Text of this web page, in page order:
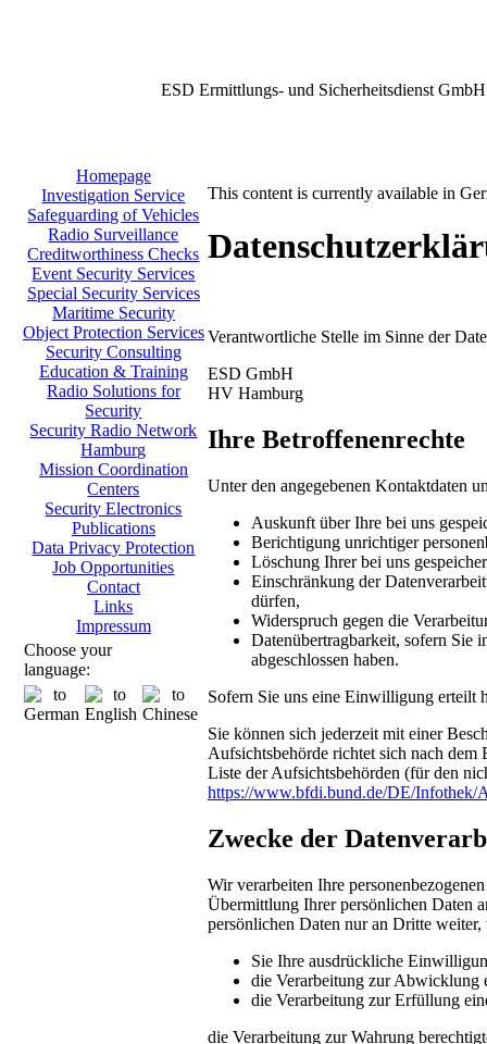
ESD Ermittlungs- und Sicherheitsdienst GmbH
Homepage
Investigation Service
Safeguarding of Vehicles
Radio Surveillance
Creditworthiness Checks
Event Security Services
Special Security Services
Maritime Security
Object Protection Services
Security Consulting
Education & Training
Radio Solutions for
Security
Security Radio Network
Hamburg
Mission Coordination
Centers
Security Electronics
Publications
Data Privacy Protection
Job Opportunities
Contact
Links
Impressum
Choose your
language:
This content is currently available in
Verantwortliche Stelle im Sinne der
ESD GmbH
HV Hamburg
Ihre Betroffenenrechte
Unter den angegebenen Kontaktdaten
Auskunft über Ihre bei uns
Berichtigung unrichtiger
Löschung Ihrer bei uns
Einschränkung der
dürfen,
Widerspruch gegen die
Datenübertragbarkeit, sofern Sie
abgeschlossen haben.
Sofern Sie uns eine Einwilligung erteilt
Sie können sich jederzeit mit einer
Aufsichtsbehörde richtet sich nach
Liste der Aufsichtsbehörden (für den
https://www.bfdi.bund.de/DE/Infothek/
Zwecke der
Wir verarbeiten Ihre
Übermittlung Ihrer persönlichen Daten
persönlichen Daten nur an Dritte weiter,
Sie Ihre ausdrückliche
die Verarbeitung zur Abwicklung
die Verarbeitung zur Erfüllung
die Verarbeitung zur Wahrung